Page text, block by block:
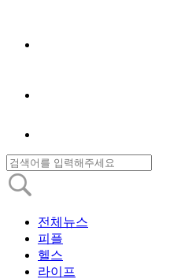
전체뉴스
피플
헬스
라이프